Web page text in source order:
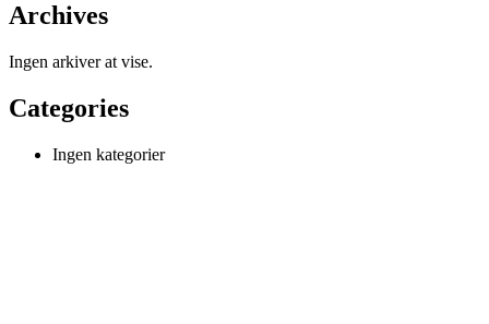
Archives
Ingen arkiver at vise.
Categories
Ingen kategorier